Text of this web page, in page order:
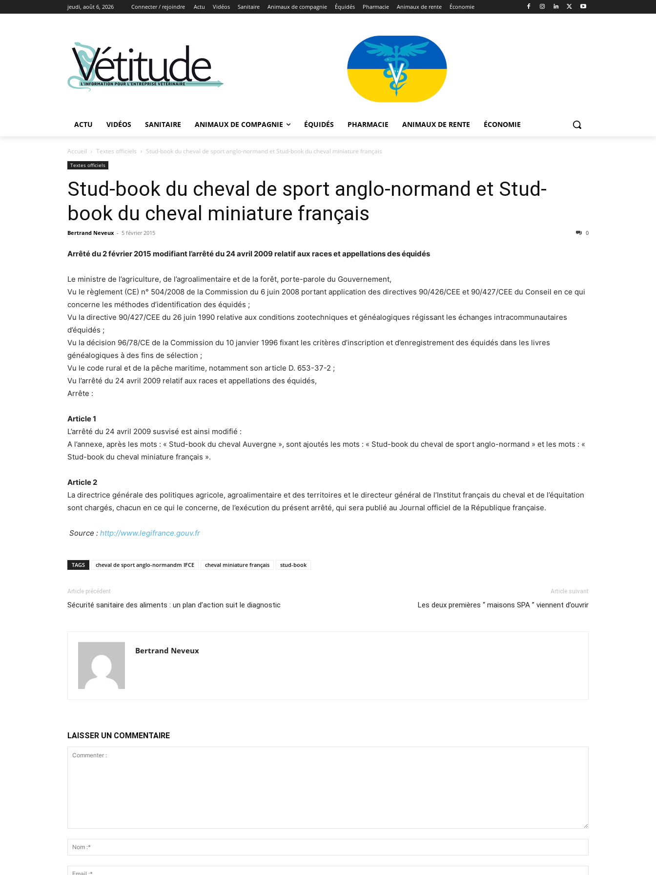
jeudi, août 6, 2026 Connecter / rejoindre Actu Vidéos Sanitaire Animaux de compagnie Équidés Pharmacie Animaux de rente Économie
ACTU VIDÉOS SANITAIRE ANIMAUX DE COMPAGNIE ÉQUIDÉS PHARMACIE ANIMAUX DE RENTE ÉCONOMIE
Accueil Textes officiels Stud-book du cheval de sport anglo-normand et Stud-book du cheval miniature français
Textes officiels
Stud-book du cheval de sport anglo-normand et Stud-
book du cheval miniature français
Bertrand Neveux - 5 février 2015 0
Arrêté du 2 février 2015 modifiant l’arrêté du 24 avril 2009 relatif aux races et appellations des équidés
Le ministre de l’agriculture, de l’agroalimentaire et de la forêt, porte-parole du Gouvernement,
Vu le règlement (CE) n° 504/2008 de la Commission du 6 juin 2008 portant application des directives 90/426/CEE et 90/427/CEE du Conseil en ce qui
concerne les méthodes d’identification des équidés ;
Vu la directive 90/427/CEE du 26 juin 1990 relative aux conditions zootechniques et généalogiques régissant les échanges intracommunautaires
d’équidés ;
Vu la décision 96/78/CE de la Commission du 10 janvier 1996 fixant les critères d’inscription et d’enregistrement des équidés dans les livres
généalogiques à des fins de sélection ;
Vu le code rural et de la pêche maritime, notamment son article D. 653-37-2 ;
Vu l’arrêté du 24 avril 2009 relatif aux races et appellations des équidés,
Arrête :
Article 1
L’arrêté du 24 avril 2009 susvisé est ainsi modifié :
A l’annexe, après les mots : « Stud-book du cheval Auvergne », sont ajoutés les mots : « Stud-book du cheval de sport anglo-normand » et les mots : «
Stud-book du cheval miniature français ».
Article 2
La directrice générale des politiques agricole, agroalimentaire et des territoires et le directeur général de l’Institut français du cheval et de l’équitation
sont chargés, chacun en ce qui le concerne, de l’exécution du présent arrêté, qui sera publié au Journal officiel de la République française.
Source : http://www.legifrance.gouv.fr
TAGS cheval de sport anglo-normandm IFCE cheval miniature français stud-book
Article précédent
Sécurité sanitaire des aliments : un plan d’action suit le diagnostic
Article suivant
Les deux premières “ maisons SPA ” viennent d’ouvrir
Bertrand Neveux
LAISSER UN COMMENTAIRE